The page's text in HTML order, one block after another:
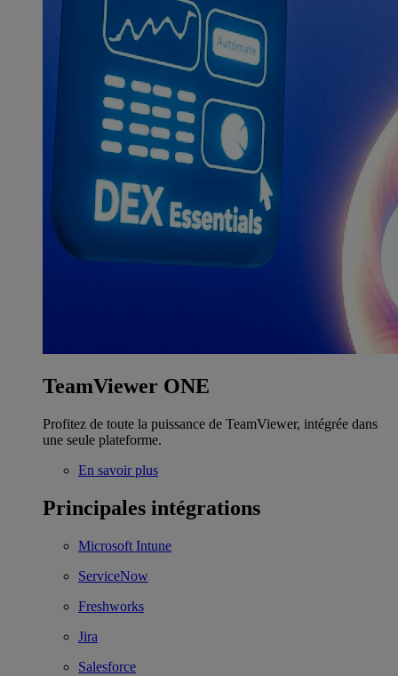
TeamViewer ONE
Profitez de toute la puissance de TeamViewer, intégrée dans
une seule plateforme.
En savoir plus
Principales intégrations
Microsoft Intune
ServiceNow
Freshworks
Jira
Salesforce